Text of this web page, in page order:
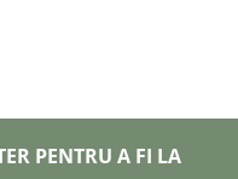
PENTRU A FI LA